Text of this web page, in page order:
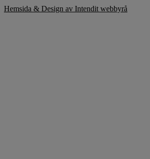
Hemsida & Design av Intendit webbyrå